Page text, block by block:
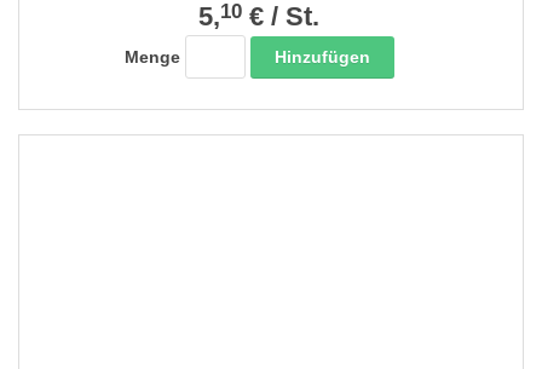
5,10 € / St.
Menge Hinzufügen